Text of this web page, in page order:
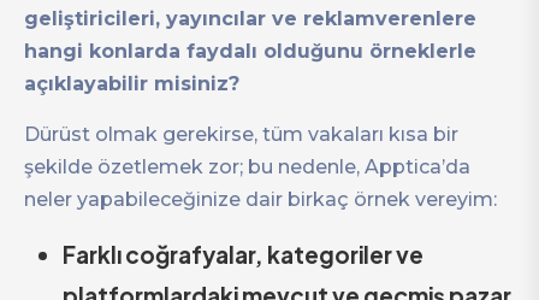
geliştiricileri, yayıncılar ve reklamverenlere
hangi konlarda faydalı olduğunu örneklerle
açıklayabilir misiniz?
Dürüst olmak gerekirse, tüm vakaları kısa bir
şekilde özetlemek zor; bu nedenle, Apptica’da
neler yapabileceğinize dair birkaç örnek vereyim:
Farklı coğrafyalar, kategoriler ve